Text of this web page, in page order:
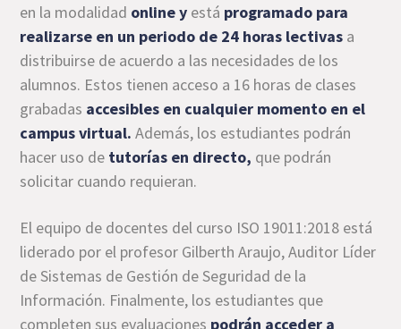
en la modalidad online y está programado para
realizarse en un periodo de 24 horas lectivas a
distribuirse de acuerdo a las necesidades de los
alumnos. Estos tienen acceso a 16 horas de clases
grabadas accesibles en cualquier momento en el
campus virtual.Además, los estudiantes podrán
hacer uso de tutorías en directo, que podrán
solicitar cuando requieran.
El equipo de docentes del curso ISO 19011:2018 está
liderado por el profesor Gilberth Araujo, Auditor Líder
de Sistemas de Gestión de Seguridad de la
Información. Finalmente, los estudiantes que
completen sus evaluaciones podrán acceder a